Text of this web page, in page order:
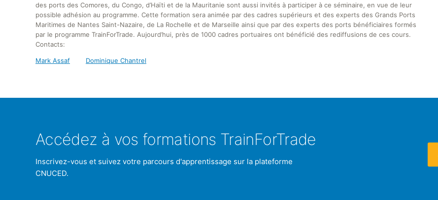
des ports des Comores, du Congo, d’Haïti et de la Mauritanie sont aussi invités à participer à ce séminaire, en vue de leur
possible adhésion au programme. Cette formation sera animée par des cadres supérieurs et des experts des Grands Ports
Maritimes de Nantes Saint-Nazaire, de La Rochelle et de Marseille ainsi que par des experts des ports bénéficiaires formés
par le programme TrainForTrade. Aujourd’hui, près de 1000 cadres portuaires ont bénéficié des rediffusions de ces cours.
Contacts:
Mark Assaf Dominique Chantrel
Accédez à vos formations TrainForTrade
Inscrivez-vous et suivez votre parcours d'apprentissage sur la plateforme
CNUCED.